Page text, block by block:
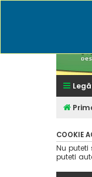
COOKIE
Nu
puteti